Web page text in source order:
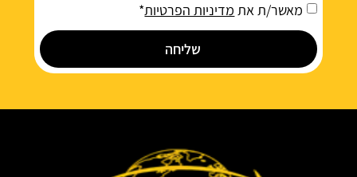
מאשר/ת את מדיניות הפרטיות*
שליחה